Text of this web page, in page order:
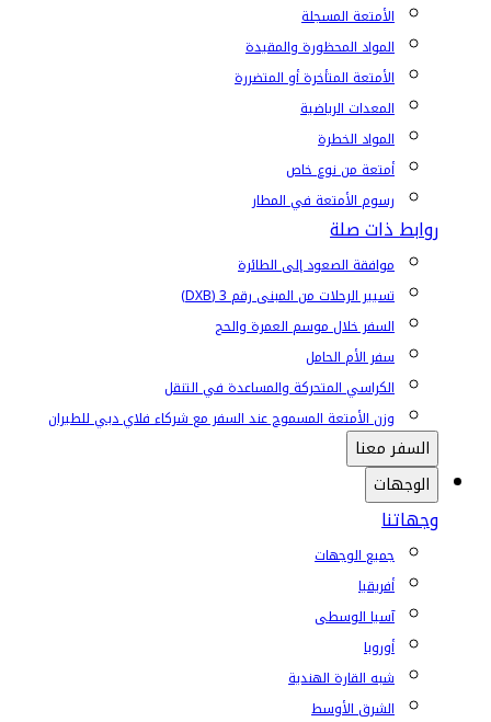
الأمتعة المسجلة
المواد المحظورة والمقيدة
الأمتعة المتأخرة أو المتضررة
المعدات الرياضية
المواد الخطرة
أمتعة من نوع خاص
رسوم الأمتعة في المطار
روابط ذات صلة
موافقة الصعود إلى الطائرة
تسيير الرحلات من المبنى رقم 3 (DXB)
السفر خلال موسم العمرة والحج
سفر الأم الحامل
الكراسي المتحركة والمساعدة في التنقل
وزن الأمتعة المسموح عند السفر مع شركاء فلاي دبي للطيران
السفر معنا
الوجهات
وجهاتنا
جميع الوجهات
أفريقيا
آسيا الوسطى
أوروبا
شبه القارة الهندية
الشرق الأوسط